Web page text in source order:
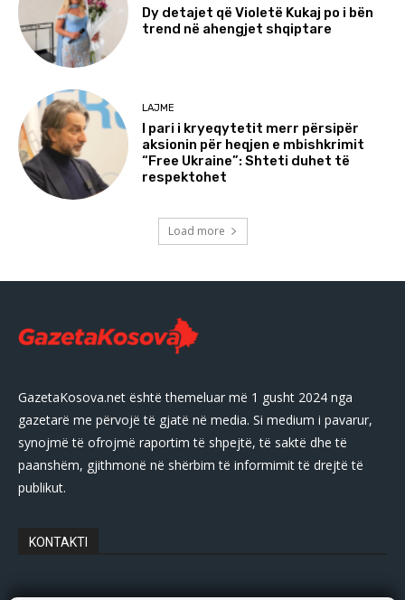
Dy detajet që Violetë Kukaj po i bën
trend në ahengjet shqiptare
LAJME
I pari i kryeqytetit merr përsipër
aksionin për heqjen e mbishkrimit
“Free Ukraine”: Shteti duhet të
respektohet
Load more
GazetaKosova.net është themeluar më 1 gusht 2024 nga
gazetarë me përvojë të gjatë në media. Si medium i pavarur,
synojmë të ofrojmë raportim të shpejtë, të saktë dhe të
paanshëm, gjithmonë në shërbim të informimit të drejtë të
publikut.
KONTAKTI